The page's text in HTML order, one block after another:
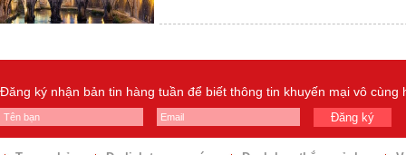
Đăng ký nhận bản tin hàng tuần để biết thông tin khuyến mại vô cùng
Đăng ký